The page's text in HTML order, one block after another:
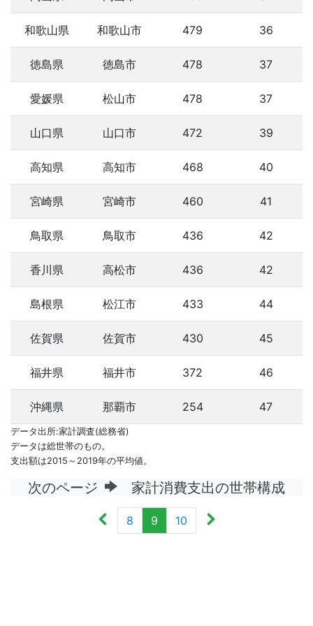
和歌山県 和歌山市 479 36
徳島県 徳島市 478 37
愛媛県 松山市 478 37
山口県 山口市 472 39
高知県 高知市 468 40
宮崎県 宮崎市 460 41
鳥取県 鳥取市 436 42
香川県 高松市 436 42
島根県 松江市 433 44
佐賀県 佐賀市 430 45
福井県 福井市 372 46
沖縄県 那覇市 254 47
データ出所:家計調査(総務省)
データは総世帯のもの。
支出額は2015～2019年の平均値。
次のページ 家計消費支出の世帯構成
8 9 10